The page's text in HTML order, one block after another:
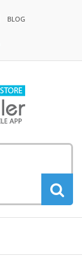
BLOG